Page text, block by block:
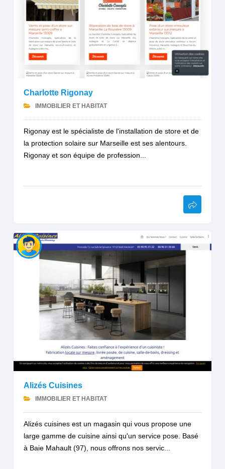
Charlotte Rigonay
IMMOBILIER ET HABITAT
Rigonay est le spécialiste de l'installation de store et de
la protection solaire sur Marseille est ses alentours.
Rigonay et son équipe de profession...
Alizés Cuisines
IMMOBILIER ET HABITAT
Alizés cuisines est un magasin qui vous propose une
large gamme de cuisine ainsi qu'un service pose. Basé
à Baie Mahault (97), nous offrons nos servic...